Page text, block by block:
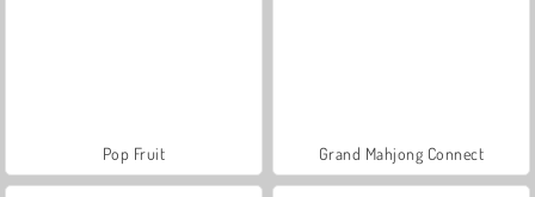
Pop Fruit Grand Mahjong Connect